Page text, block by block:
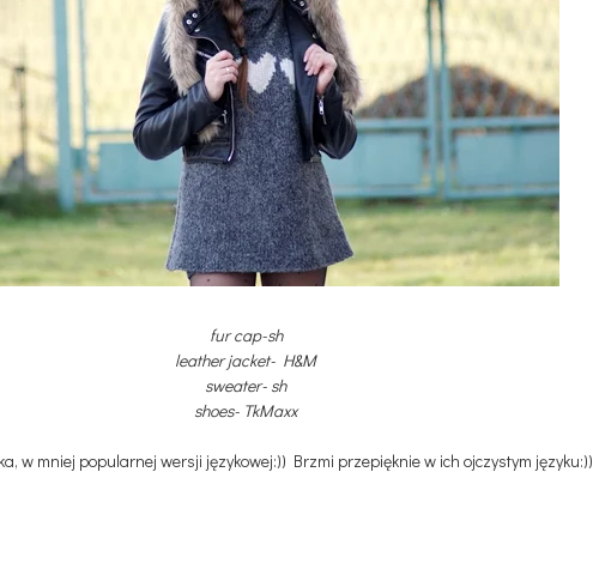
fur cap-sh
leather jacket- H&M
sweater- sh
shoes- TkMaxx
w mniej popularnej wersji językowej:)) Brzmi przepięknie w ich ojczystym języku:))